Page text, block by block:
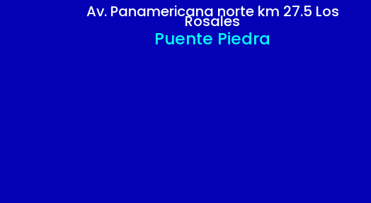
Av. Panamericana norte km 27.5 Los
Rosales
Puente Piedra